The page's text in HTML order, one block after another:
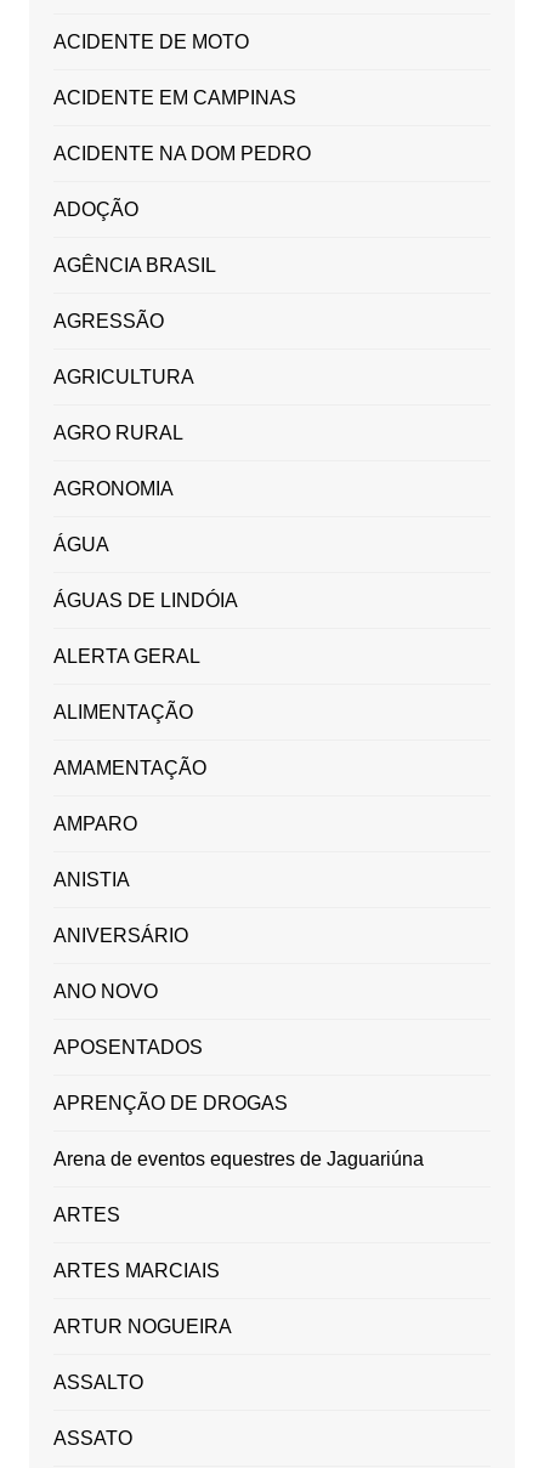
ACIDENTE DE MOTO
ACIDENTE EM CAMPINAS
ACIDENTE NA DOM PEDRO
ADOÇÃO
AGÊNCIA BRASIL
AGRESSÃO
AGRICULTURA
AGRO RURAL
AGRONOMIA
ÁGUA
ÁGUAS DE LINDÓIA
ALERTA GERAL
ALIMENTAÇÃO
AMAMENTAÇÃO
AMPARO
ANISTIA
ANIVERSÁRIO
ANO NOVO
APOSENTADOS
APRENÇÃO DE DROGAS
Arena de eventos equestres de Jaguariúna
ARTES
ARTES MARCIAIS
ARTUR NOGUEIRA
ASSALTO
ASSATO